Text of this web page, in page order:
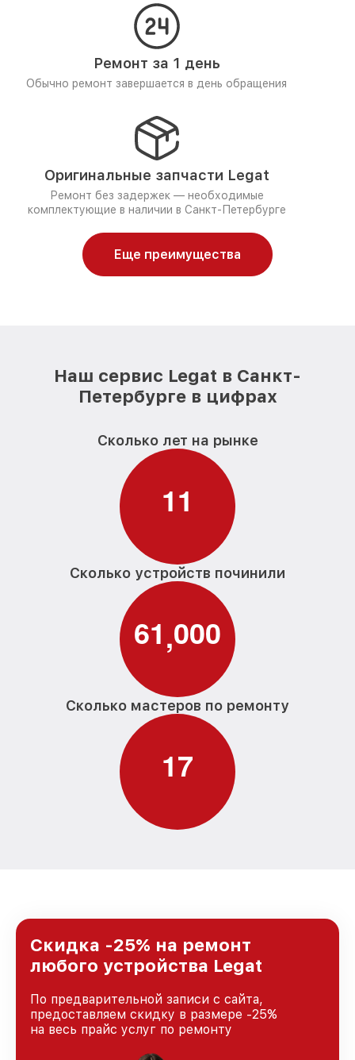
Ремонт за 1 день
Обычно ремонт завершается в день обращения
Оригинальные запчасти Legat
Ремонт без задержек — необходимые
комплектующие в наличии в Санкт-Петербурге
Еще преимущества
Наш сервис Legat в Санкт-
Петербурге в цифрах
Сколько лет на рынке
11
Сколько устройств починили
61,000
Сколько мастеров по ремонту
17
Скидка -25% на ремонт
любого устройства Legat
По предварительной записи с сайта,
предоставляем скидку в размере -25%
на весь прайс услуг по ремонту